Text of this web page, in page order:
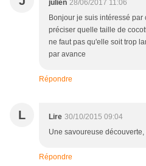
julien 28/06/2017 11:06
Bonjour je suis intéressé par
préciser quelle taille de
ne faut pas qu'elle soit trop
par avance
Répondre
L Lire 30/10/2015 09:04
Une savoureuse
Répondre